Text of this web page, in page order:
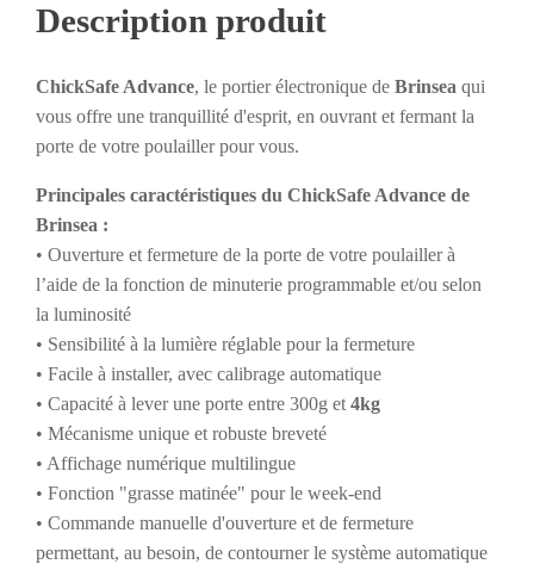
pour
poulailler
Description produit
ChickSafe Advance, le portier électronique de Brinsea qui
vous offre une tranquillité d'esprit, en ouvrant et fermant la
porte de votre poulailler pour vous.
Principales caractéristiques du ChickSafe Advance de
Brinsea :
• Ouverture et fermeture de la porte de votre poulailler à
l’aide de la fonction de minuterie programmable et/ou selon
la luminosité
• Sensibilité à la lumière réglable pour la fermeture
• Facile à installer, avec calibrage automatique
• Capacité à lever une porte entre 300g et4kg
• Mécanisme unique et robuste breveté
• Affichage numérique multilingue
• Fonction "grasse matinée" pour le week-end
• Commande manuelle d'ouverture et de fermeture
permettant, au besoin, de contourner le système automatique